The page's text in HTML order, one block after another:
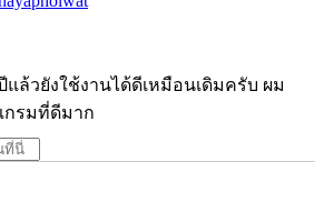
ล้วยังใช้งานได้ดีเหมือนเดิมครับ ผม
กรมที่ดีมาก